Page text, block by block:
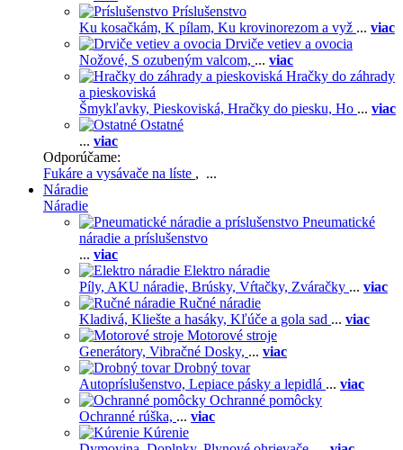
Príslušenstvo
Ku kosačkám, K pílam, Ku krovinorezom a vyž ... viac
Drviče vetiev a ovocia
Nožové, S ozubeným valcom, ... viac
Hračky do záhrady
a pieskoviská
Šmykľavky, Pieskoviská, Hračky do piesku, Ho ... viac
Ostatné
... viac
Odporúčame:
Fukáre a vysávače na líste , ...
Náradie
Náradie
Pneumatické
náradie a príslušenstvo
... viac
Elektro náradie
Píly, AKU náradie, Brúsky, Vŕtačky, Zváračky ... viac
Ručné náradie
Kladivá, Kliešte a hasáky, Kľúče a gola sad ... viac
Motorové stroje
Generátory, Vibračné Dosky, ... viac
Drobný tovar
Autopríslušenstvo, Lepiace pásky a lepidlá ... viac
Ochranné pomôcky
Ochranné rúška, ... viac
Kúrenie